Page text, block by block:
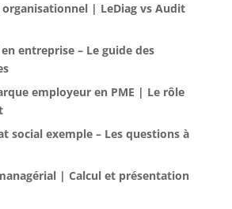
| LeDiag vs Audit
entreprise – Le guide des
employeur en PME | Le rôle
social exemple – Les questions à
| Calcul et présentation